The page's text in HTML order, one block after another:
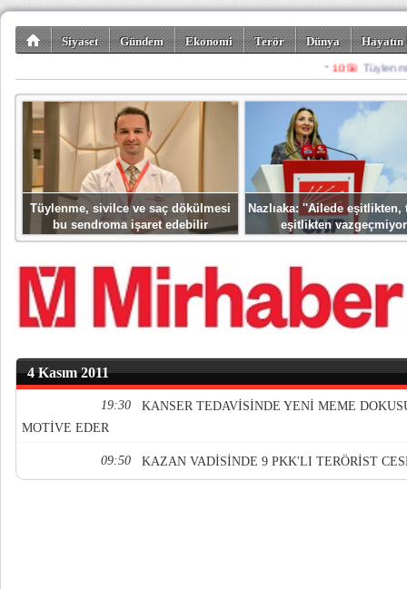
Siyaset Gündem Ekonomi Terör Dünya
Spor Misafir
Tüylenme, sivilce ve saç dökülmesi
bu sendroma işaret edebilir
Nazlıaka: ''Ailede eşitlikten,
eşitlikten
4 Kasım 2011
19:30
KANSER TEDAVİSİNDE YENİ MEME
MOTİVE EDER
09:50 KAZAN VADİSİNDE 9 PKK'LI TERÖRİST